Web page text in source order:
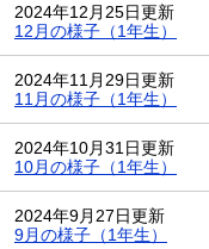
2024年12月25日更新
12月の様子（1年生）
2024年11月29日更新
11月の様子（1年生）
2024年10月31日更新
10月の様子（1年生）
2024年9月27日更新
9月の様子（1年生）